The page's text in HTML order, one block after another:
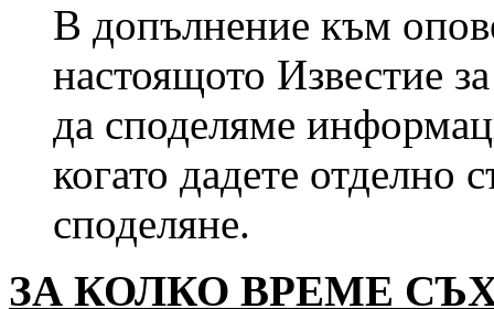
В допълнение към
настоящото Известие
да споделяме
когато дадете отделно
споделяне.
ЗА КОЛКО ВРЕМЕ